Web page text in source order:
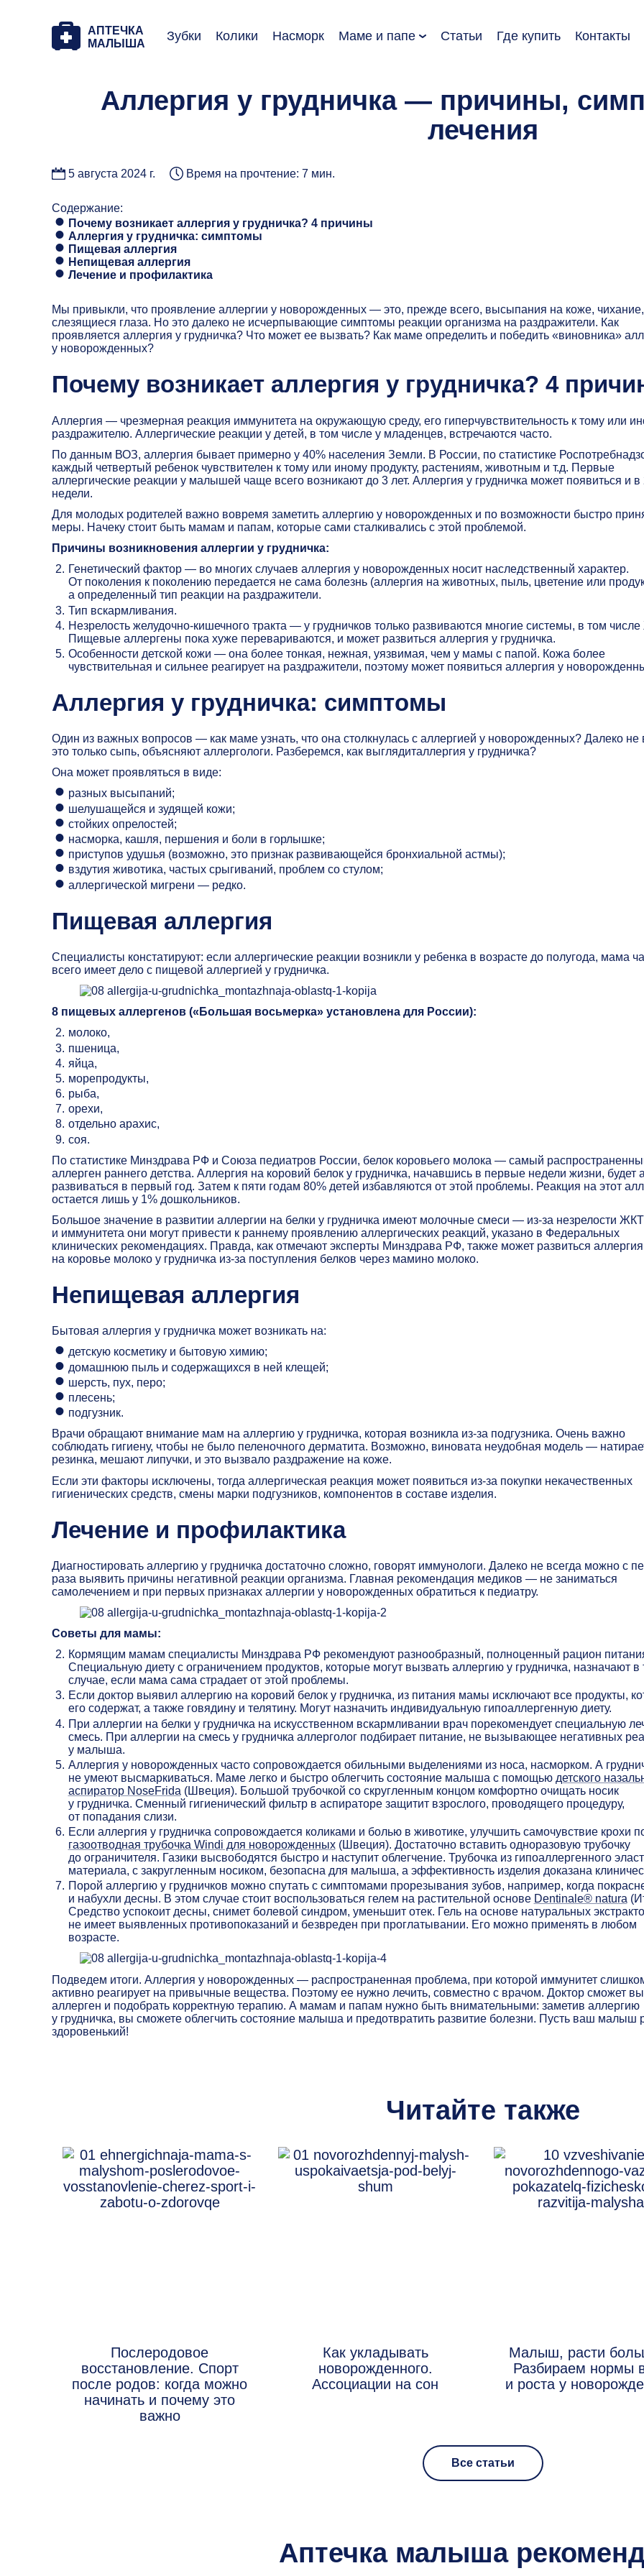
Зубки Колики Насморк Маме и папе Статьи Где купить Контакты
АПТЕЧКА
МАЛЫША
Аллергия у грудничка — причины,
лечения
5 августа 2024 г. Время на прочтение: 7 мин.
Содержание:
Почему возникает аллергия у грудничка? 4 причины
Аллергия у грудничка: симптомы
Пищевая аллергия
Непищевая аллергия
Лечение и профилактика
Мы привыкли, что проявление аллергии у новорожденных — это, прежде всего, высыпания на коже, чихание,
слезящиеся глаза. Но это далеко не исчерпывающие симптомы реакции организма на раздражители. Как
проявляется аллергия у грудничка? Что может ее вызвать? Как маме определить и победить «виновника»
у новорожденных?
Почему возникает аллергия у грудничка? 4
Аллергия — чрезмерная реакция иммунитета на окружающую среду, его гиперчувствительность к тому или
раздражителю. Аллергические реакции у детей, в том числе у младенцев, встречаются часто.
По данным ВОЗ, аллергия бывает примерно у 40% населения Земли. В России, по статистике
каждый четвертый ребенок чувствителен к тому или иному продукту, растениям, животным и т.д. Первые
аллергические реакции у малышей чаще всего возникают до 3 лет. Аллергия у грудничка может появиться и в
недели.
Для молодых родителей важно вовремя заметить аллергию у новорожденных и по возможности быстро
меры. Начеку стоит быть мамам и папам, которые сами сталкивались с этой проблемой.
Причины возникновения аллергии у грудничка:
Генетический фактор — во многих случаев аллергия у новорожденных носит наследственный характер.
От поколения к поколению передается не сама болезнь (аллергия на животных, пыль, цветение или
а определенный тип реакции на раздражители.
Тип вскармливания.
Незрелость желудочно-кишечного тракта — у грудничков только развиваются многие системы, в том
Пищевые аллергены пока хуже перевариваются, и может развиться аллергия у грудничка.
Особенности детской кожи — она более тонкая, нежная, уязвимая, чем у мамы с папой. Кожа более
чувствительная и сильнее реагирует на раздражители, поэтому может появиться аллергия у
Аллергия у грудничка: симптомы
Один из важных вопросов — как маме узнать, что она столкнулась с аллергией у новорожденных? Далеко не
это только сыпь, объясняют аллергологи. Разберемся, как выглядиталлергия у грудничка?
Она может проявляться в виде:
разных высыпаний;
шелушащейся и зудящей кожи;
стойких опрелостей;
насморка, кашля, першения и боли в горлышке;
приступов удушья (возможно, это признак развивающейся бронхиальной астмы);
вздутия животика, частых срыгиваний, проблем со стулом;
аллергической мигрени — редко.
Пищевая аллергия
Специалисты констатируют: если аллергические реакции возникли у ребенка в возрасте до полугода, мама
всего имеет дело с пищевой аллергией у грудничка.
8 пищевых аллергенов («Большая восьмерка» установлена для России):
молоко,
пшеница,
яйца,
морепродукты,
рыба,
орехи,
отдельно арахис,
соя.
По статистике Минздрава РФ и Союза педиатров России, белок коровьего молока — самый
аллерген раннего детства. Аллергия на коровий белок у грудничка, начавшись в первые недели жизни, будет
развиваться в первый год. Затем к пяти годам 80% детей избавляются от этой проблемы. Реакция на этот
остается лишь у 1% дошкольников.
Большое значение в развитии аллергии на белки у грудничка имеют молочные смеси — из-за незрелости ЖКТ
и иммунитета они могут привести к раннему проявлению аллергических реакций, указано в Федеральных
клинических рекомендациях. Правда, как отмечают эксперты Минздрава РФ, также может развиться аллергия
на коровье молоко у грудничка из-за поступления белков через мамино молоко.
Непищевая аллергия
Бытовая аллергия у грудничка может возникать на:
детскую косметику и бытовую химию;
домашнюю пыль и содержащихся в ней клещей;
шерсть, пух, перо;
плесень;
подгузник.
Врачи обращают внимание мам на аллергию у грудничка, которая возникла из-за подгузника. Очень важно
соблюдать гигиену, чтобы не было пеленочного дерматита. Возможно, виновата неудобная модель —
резинка, мешают липучки, и это вызвало раздражение на коже.
Если эти факторы исключены, тогда аллергическая реакция может появиться из-за покупки некачественных
гигиенических средств, смены марки подгузников, компонентов в составе изделия.
Лечение и профилактика
Диагностировать аллергию у грудничка достаточно сложно, говорят иммунологи. Далеко не всегда можно с
раза выявить причины негативной реакции организма. Главная рекомендация медиков — не заниматься
самолечением и при первых признаках аллергии у новорожденных обратиться к педиатру.
Советы для мамы:
Кормящим мамам специалисты Минздрава РФ рекомендуют разнообразный, полноценный рацион
Специальную диету с ограничением продуктов, которые могут вызвать аллергию у грудничка, назначают в
случае, если мама сама страдает от этой проблемы.
Если доктор выявил аллергию на коровий белок у грудничка, из питания мамы исключают все продукты,
его содержат, а также говядину и телятину. Могут назначить индивидуальную гипоаллергенную диету.
При аллергии на белки у грудничка на искусственном вскармливании врач порекомендует специальную
смесь. При аллергии на смесь у грудничка аллерголог подбирает питание, не вызывающее негативных
у малыша.
Аллергия у новорожденных часто сопровождается обильными выделениями из носа, насморком. А
не умеют высмаркиваться. Маме легко и быстро облегчить состояние малыша с помощью детского
аспиратор NoseFrida (Швеция). Большой трубочкой со скругленным концом комфортно очищать носик
у грудничка. Сменный гигиенический фильтр в аспираторе защитит взрослого, проводящего процедуру,
от попадания слизи.
Если аллергия у грудничка сопровождается коликами и болью в животике, улучшить самочувствие крохи
газоотводная трубочка Windi для новорожденных(Швеция). Достаточно вставить одноразовую трубочку
до ограничителя. Газики высвободятся быстро и наступит облегчение. Трубочка из гипоаллергенного
материала, с закругленным носиком, безопасна для малыша, а эффективность изделия доказана
Порой аллергию у грудничков можно спутать с симптомами прорезывания зубов, например, когда
и набухли десны. В этом случае стоит воспользоваться гелем на растительной основе Dentinale® natura
Средство успокоит десны, снимет болевой синдром, уменьшит отек. Гель на основе натуральных
не имеет выявленных противопоказаний и безвреден при проглатывании. Его можно применять в любом
возрасте.
Подведем итоги. Аллергия у новорожденных — распространенная проблема, при которой иммунитет
активно реагирует на привычные вещества. Поэтому ее нужно лечить, совместно с врачом. Доктор сможет
аллерген и подобрать корректную терапию. А мамам и папам нужно быть внимательными: заметив аллергию
у грудничка, вы сможете облегчить состояние малыша и предотвратить развитие болезни. Пусть ваш малыш
здоровенький!
Читайте также
Послеродовое
восстановление. Спорт
после родов: когда можно
начинать и почему это
важно
Как укладывать
новорожденного.
Ассоциации на сон
Малыш, расти
Разбираем нормы
и роста у
Все статьи
Аптечка малыша